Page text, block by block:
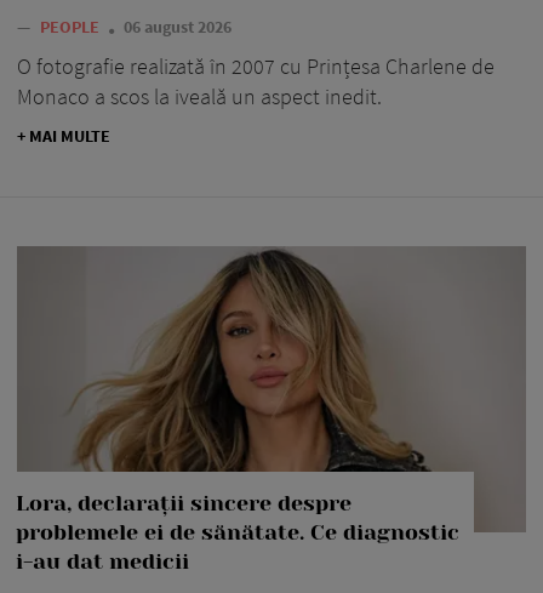
— PEOPLE 06 august 2026
O fotografie realizată în 2007 cu Prințesa Charlene de
Monaco a scos la iveală un aspect inedit.
+ MAI MULTE
Lora, declarații sincere despre
problemele ei de sănătate. Ce diagnostic
i-au dat medicii